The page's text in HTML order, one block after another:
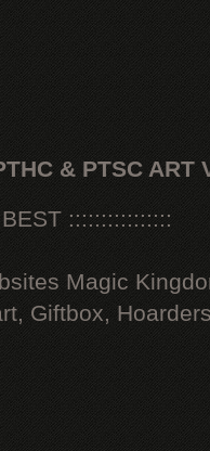
& PTSC ART
::::::::::::::::
Magic
Giftbox,